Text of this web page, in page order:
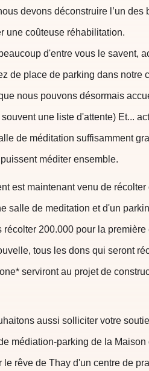
devons déconstruire l’un
une coûteuse réhabilitation.
d'entre vous le savent,
de place de parking dans notre
nous pouvons désormais
une liste d'attente) Et...
de méditation suffisamment
méditer ensemble.
est maintenant venu de
salle de meditation et d'un
récolter 200.000 pour la première
tous les dons qui seront
serviront au projet de
aussi solliciter votre
médiation-parking de la Maison
le rêve de Thay d'un centre de